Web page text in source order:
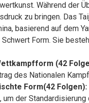
Während der
zu bringen. Das
basierend auf dem
Form. Sie
(42
des Nationalen
Form(42 Folgen):
um der